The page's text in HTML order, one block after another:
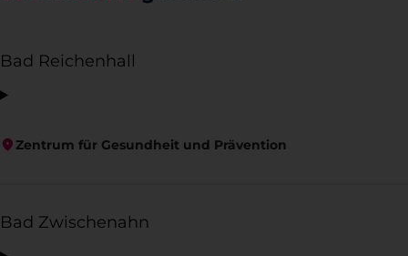
Bad Reichenhall
Zentrum für Gesundheit und Prävention
Bad Zwischenahn